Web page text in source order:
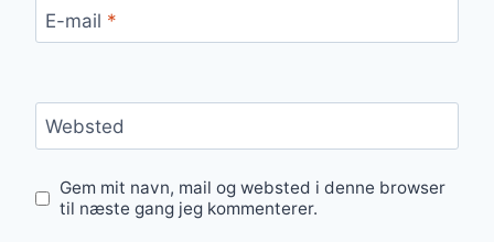
E-mail *
Websted
Gem mit navn, mail og websted i denne browser
til næste gang jeg kommenterer.